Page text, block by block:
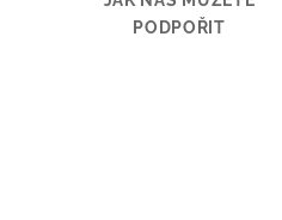
PODPOŘIT